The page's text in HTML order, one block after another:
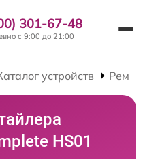
301-67-48
с 9:00 до 21:00
устройств
HS01